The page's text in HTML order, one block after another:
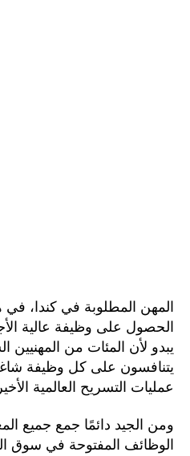
المهن المطلوبة في كندا، في
الحصول على وظيفة عالية
يبدو لأن المئات من المهنيين
يتنافسون على كل وظيفة
عمليات التسريح العالمية
ومن الجيد دائمًا جمع جميع
الوظائف المفتوحة في سوق